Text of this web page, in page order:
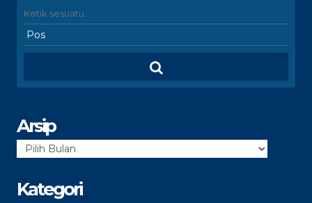
Arsip
Arsip
Kategori